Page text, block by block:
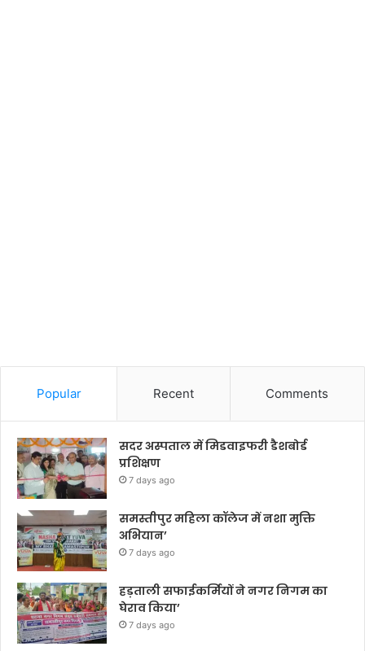
Popular Recent Comments
सदर अस्पताल में मिडवाइफरी डैशबोर्ड
प्रशिक्षण
7 days ago
समस्तीपुर महिला कॉलेज में नशा मुक्ति
अभियान’
7 days ago
हड़ताली सफाईकर्मियों ने नगर निगम का
घेराव किया’
7 days ago